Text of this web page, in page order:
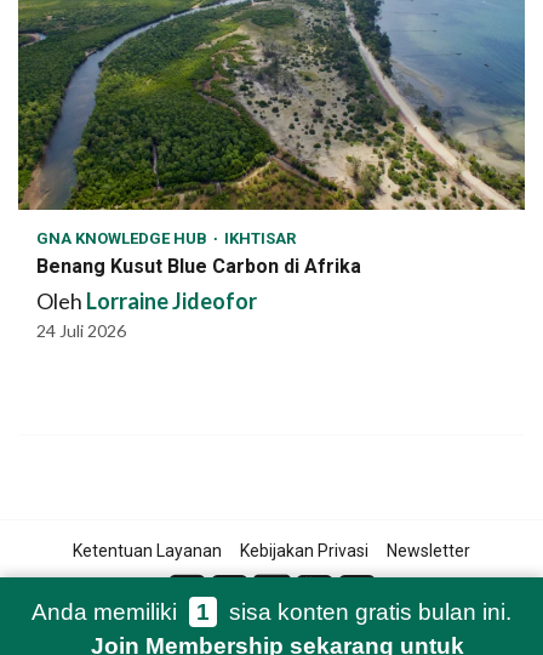
GNA KNOWLEDGE HUB IKHTISAR
Benang Kusut Blue Carbon di Afrika
Oleh Lorraine Jideofor
24 Juli 2026
Ketentuan Layanan Kebijakan Privasi Newsletter
Anda memiliki 1
sisa konten gratis bulan ini.
Join Membership sekarang untuk